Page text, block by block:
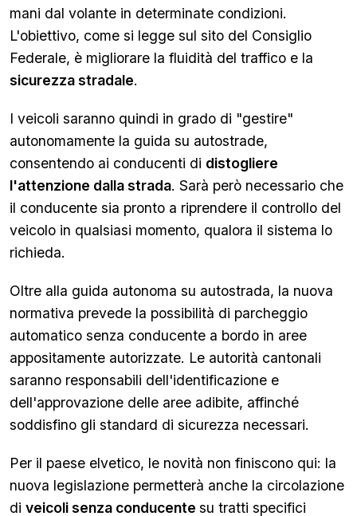
mani dal volante in determinate condizioni.
L'obiettivo, come si legge sul sito del Consiglio
Federale, è migliorare la fluidità del traffico e la
sicurezza stradale.
I veicoli saranno quindi in grado di "gestire"
autonomamente la guida su autostrade,
consentendo ai conducenti di distogliere
l'attenzione dalla strada. Sarà però necessario che
il conducente sia pronto a riprendere il controllo del
veicolo in qualsiasi momento, qualora il sistema lo
richieda.
Oltre alla guida autonoma su autostrada, la nuova
normativa prevede la possibilità di parcheggio
automatico senza conducente a bordo in aree
appositamente autorizzate. Le autorità cantonali
saranno responsabili dell'identificazione e
dell'approvazione delle aree adibite, affinché
soddisfino gli standard di sicurezza necessari.
Per il paese elvetico, le novità non finiscono qui: la
nuova legislazione permetterà anche la circolazione
di veicoli senza conducente su tratti specifici